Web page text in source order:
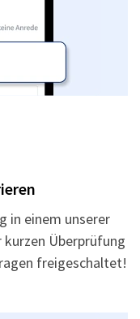
in einem unserer
kurzen Überprüfung
freigeschaltet!